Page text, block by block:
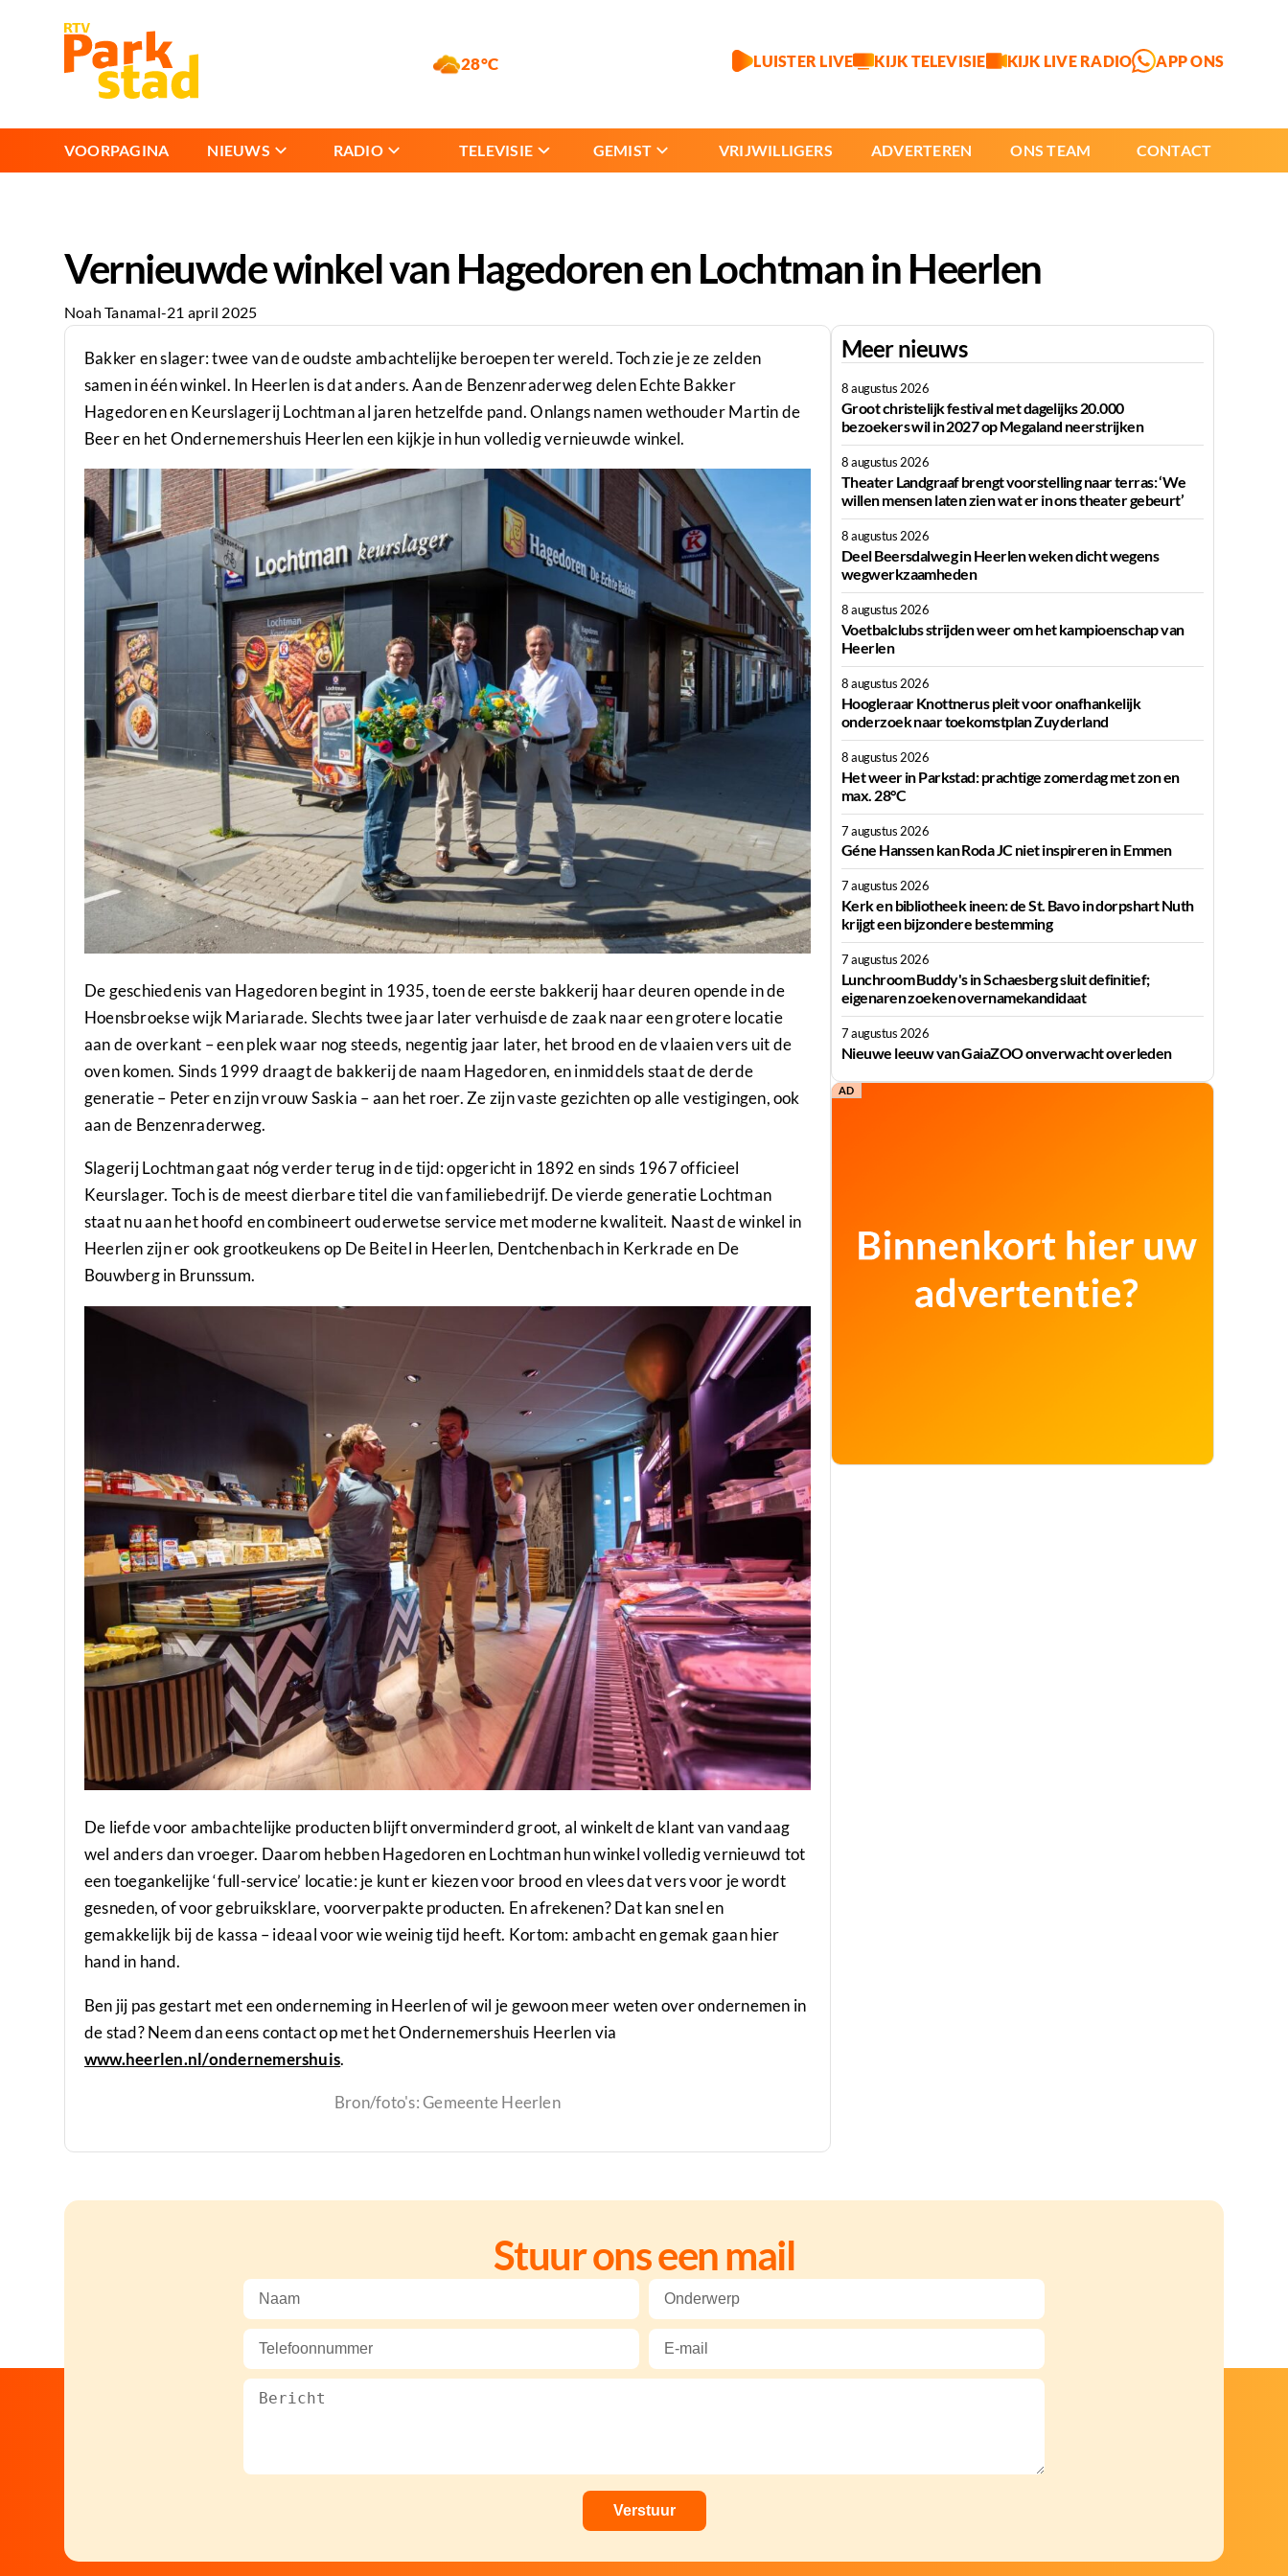
28°C LUISTER LIVE KIJK TELEVISIE KIJK LIVE RADIO APP ONS
VOORPAGINA NIEUWS RADIO TELEVISIE GEMIST VRIJWILLIGERS ADVERTEREN ONS TEAM CONTACT
Vernieuwde winkel van Hagedoren en Lochtman in Heerlen
Noah Tanamal-21 april 2025
Bakker en slager: twee van de oudste ambachtelijke beroepen ter wereld. Toch zie je ze zelden
samen in één winkel. In Heerlen is dat anders. Aan de Benzenraderweg delen Echte Bakker
Hagedoren en Keurslagerij Lochtman al jaren hetzelfde pand. Onlangs namen wethouder Martin de
Beer en het Ondernemershuis Heerlen een kijkje in hun volledig vernieuwde winkel.
De geschiedenis van Hagedoren begint in 1935, toen de eerste bakkerij haar deuren opende in de
Hoensbroekse wijk Mariarade. Slechts twee jaar later verhuisde de zaak naar een grotere locatie
aan de overkant – een plek waar nog steeds, negentig jaar later, het brood en de vlaaien vers uit de
oven komen. Sinds 1999 draagt de bakkerij de naam Hagedoren, en inmiddels staat de derde
generatie – Peter en zijn vrouw Saskia – aan het roer. Ze zijn vaste gezichten op alle vestigingen, ook
aan de Benzenraderweg.
Slagerij Lochtman gaat nóg verder terug in de tijd: opgericht in 1892 en sinds 1967 officieel
Keurslager. Toch is de meest dierbare titel die van familiebedrijf. De vierde generatie Lochtman
staat nu aan het hoofd en combineert ouderwetse service met moderne kwaliteit. Naast de winkel in
Heerlen zijn er ook grootkeukens op De Beitel in Heerlen, Dentchenbach in Kerkrade en De
Bouwberg in Brunssum.
De liefde voor ambachtelijke producten blijft onverminderd groot, al winkelt de klant van vandaag
wel anders dan vroeger. Daarom hebben Hagedoren en Lochtman hun winkel volledig vernieuwd tot
een toegankelijke ‘full-service’ locatie: je kunt er kiezen voor brood en vlees dat vers voor je wordt
gesneden, of voor gebruiksklare, voorverpakte producten. En afrekenen? Dat kan snel en
gemakkelijk bij de kassa – ideaal voor wie weinig tijd heeft. Kortom: ambacht en gemak gaan hier
hand in hand.
Ben jij pas gestart met een onderneming in Heerlen of wil je gewoon meer weten over ondernemen in
de stad? Neem dan eens contact op met het Ondernemershuis Heerlen via
www.heerlen.nl/ondernemershuis.
Bron/foto's: Gemeente Heerlen
Meer nieuws
8 augustus 2026
Groot christelijk festival met dagelijks 20.000
bezoekers wil in 2027 op Megaland neerstrijken
8 augustus 2026
Theater Landgraaf brengt voorstelling naar terras: ‘We
willen mensen laten zien wat er in ons theater gebeurt’
8 augustus 2026
Deel Beersdalweg in Heerlen weken dicht wegens
wegwerkzaamheden
8 augustus 2026
Voetbalclubs strijden weer om het kampioenschap van
Heerlen
8 augustus 2026
Hoogleraar Knottnerus pleit voor onafhankelijk
onderzoek naar toekomstplan Zuyderland
8 augustus 2026
Het weer in Parkstad: prachtige zomerdag met zon en
max. 28°C
7 augustus 2026
Géne Hanssen kan Roda JC niet inspireren in Emmen
7 augustus 2026
Kerk en bibliotheek ineen: de St. Bavo in dorpshart Nuth
krijgt een bijzondere bestemming
7 augustus 2026
Lunchroom Buddy's in Schaesberg sluit definitief;
eigenaren zoeken overnamekandidaat
7 augustus 2026
Nieuwe leeuw van GaiaZOO onverwacht overleden
AD
Stuur ons een mail